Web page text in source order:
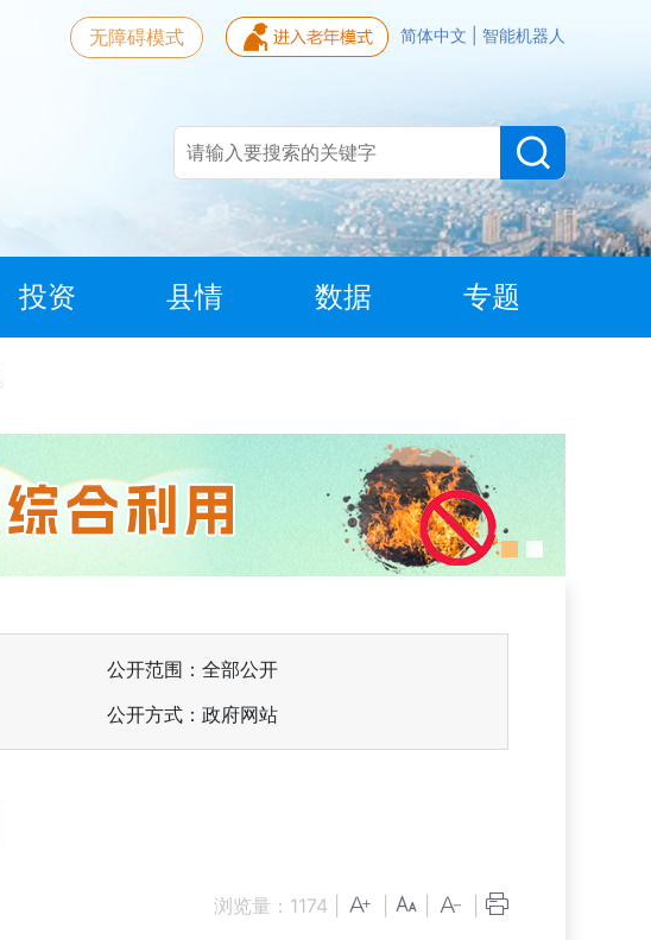
简体中文 智能机器人
无障碍模式
投资 县情 数据 专题
公开范围：全部公开
公开方式：政府网站
浏览量： 1174